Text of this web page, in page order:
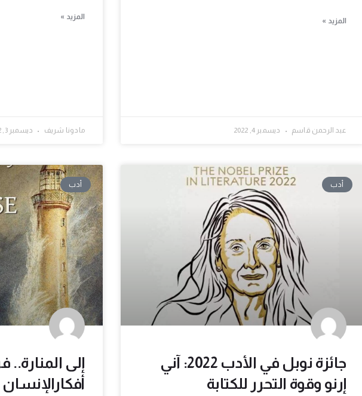
المزيد »
عبد الرحمن قاسم ديسمبر 4, 2022
المزيد »
مادونا شريف ديسمبر 3, 2022
أدب
جائزة نوبل في الأدب 2022: آني
إرنو وقوة التحرر للكتابة
أدب
إلى المنارة..